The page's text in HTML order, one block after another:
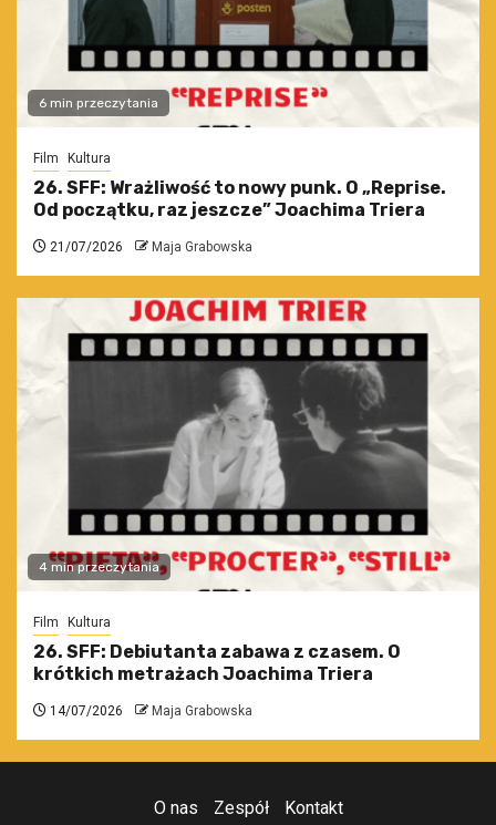
6 min przeczytania
Film Kultura
26. SFF: Wrażliwość to nowy punk. O „Reprise.
Od początku, raz jeszcze” Joachima Triera
21/07/2026 Maja Grabowska
4 min przeczytania
Film Kultura
26. SFF: Debiutanta zabawa z czasem. O
krótkich metrażach Joachima Triera
14/07/2026 Maja Grabowska
O nas Zespół Kontakt